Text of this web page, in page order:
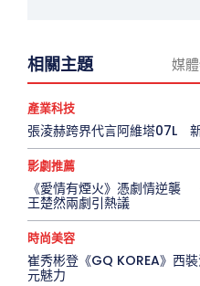
相關主題 媒
產業科技
張淩赫跨界代言阿維塔07L
影劇推薦
《愛情有煙火》憑劇情逆襲
王楚然兩劇引熱議
時尚美容
崔秀彬登《GQ KOREA》西
元魅力